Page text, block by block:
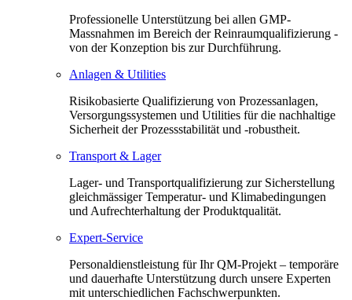
Professionelle Unterstützung bei allen GMP-
Massnahmen im Bereich der Reinraumqualifizierung -
von der Konzeption bis zur Durchführung.
Anlagen & Utilities
Risikobasierte Qualifizierung von Prozessanlagen,
Versorgungssystemen und Utilities für die nachhaltige
Sicherheit der Prozessstabilität und -robustheit.
Transport & Lager
Lager- und Transportqualifizierung zur Sicherstellung
gleichmässiger Temperatur- und Klimabedingungen
und Aufrechterhaltung der Produktqualität.
Expert-Service
Personaldienstleistung für Ihr QM-Projekt – temporäre
und dauerhafte Unterstützung durch unsere Experten
mit unterschiedlichen Fachschwerpunkten.